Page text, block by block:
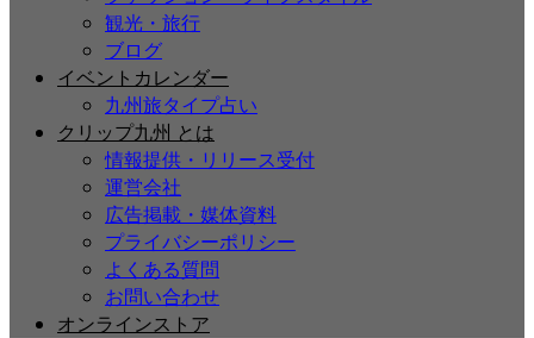
観光・旅行
ブログ
イベントカレンダー
九州旅タイプ占い
クリップ九州 とは
情報提供・リリース受付
運営会社
広告掲載・媒体資料
プライバシーポリシー
よくある質問
お問い合わせ
オンラインストア